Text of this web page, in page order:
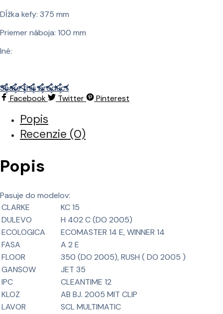
Dĺžka kefy: 375 mm
Priemer náboja: 100 mm
Iné:
Share this product
Facebook
Twitter Pinterest
Popis
Recenzie (0)
Popis
Pasuje do modelov:
CLARKE
KC 15
DULEVO
H 402 C (DO 2005)
ECOLOGICA
ECOMASTER 14 E, WINNER 14
FASA
A 2 E
FLOOR
350 (DO 2005), RUSH ( DO 2005 )
GANSOW
JET 35
IPC
CLEANTIME 12
KLOZ
AB BJ. 2005 MIT CLIP
LAVOR
SCL MULTIMATIC